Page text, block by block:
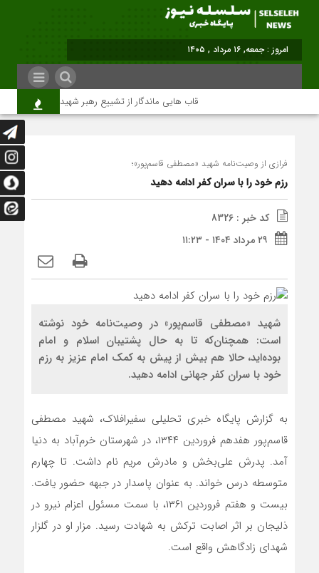
برابر با : Friday - 7 August - 2026
قاب هایی ماندگار از تشییع رهبر شهید در تهران
فرازی از وصیت‌نامه شهید «مصطفی قاسم‌پور»؛
رزم خود را با سران کفر ادامه دهید
کد خبر : 8326
۲۹ مرداد ۱۴۰۴ - ۱۱:۲۳
شهید «مصطفی قاسم‌پور» در وصیت‌نامه خود نوشته
است: همچنان‌که تا به حال پشتیبان اسلام و امام
بوده‌اید، حالا هم بیش از پیش به کمک امام عزیز به رزم
خود با سران کفر جهانی ادامه دهید.
به گزارش پایگاه خبری تحلیلی سفیرافلاک، شهید مصطفی
قاسم‌پور هفدهم فروردین ۱۳۴۴، در شهرستان خرم‌آباد به دنیا
آمد. پدرش علی‌بخش و مادرش مریم نام داشت. تا چهارم
متوسطه درس خواند. به عنوان پاسدار در جبهه حضور یافت.
بیست و هفتم فروردین ۱۳۶۱، با سمت مسئول اعزام نیرو در
ذلیجان بر اثر اصابت ترکش به شهادت رسید. مزار او در گلزار
شهدای زادگاهش واقع است.